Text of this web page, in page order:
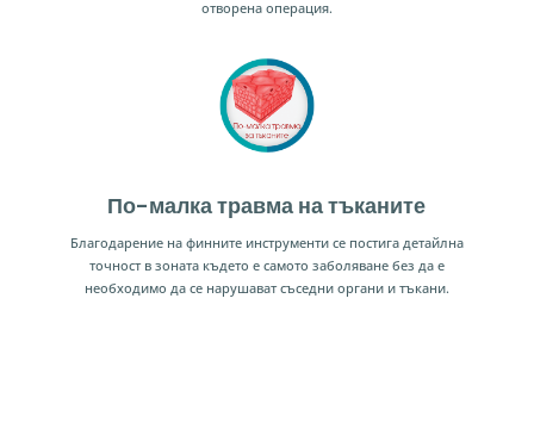
отворена операция.
По-малка травма на тъканите
Благодарение на финните инструменти се постига детайлна
точност в зоната където е самото заболяване без да е
необходимо да се нарушават съседни органи и тъкани.